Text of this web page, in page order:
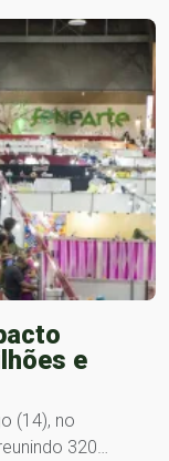
e
(14), no
320…